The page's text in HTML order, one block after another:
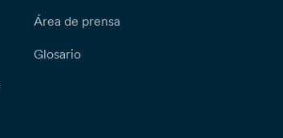
Área de prensa
Glosario